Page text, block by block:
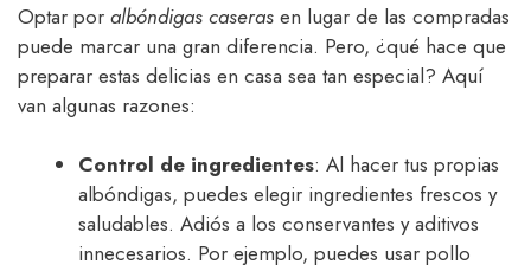
Optar por albóndigas caseras en lugar de las compradas
puede marcar una gran diferencia. Pero, ¿qué hace que
preparar estas delicias en casa sea tan especial? Aquí
van algunas razones:
Control de ingredientes: Al hacer tus propias
albóndigas, puedes elegir ingredientes frescos y
saludables. Adiós a los conservantes y aditivos
innecesarios. Por ejemplo, puedes usar pollo